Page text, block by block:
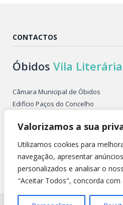
Valorizamos a sua
Utilizamos cookies para
navegação, apresentar
personalizados e analisar o
"Aceitar Todos", concorda com
CONTACTOS
Óbidos Vila Literária
Câmara Municipal de Óbidos
Edifício Paços do Concelho
2510-086 ÓBIDOS PORTUGAL
Tel. +351 262 955 500
E-mail: obidosvilaliteraria@cm-